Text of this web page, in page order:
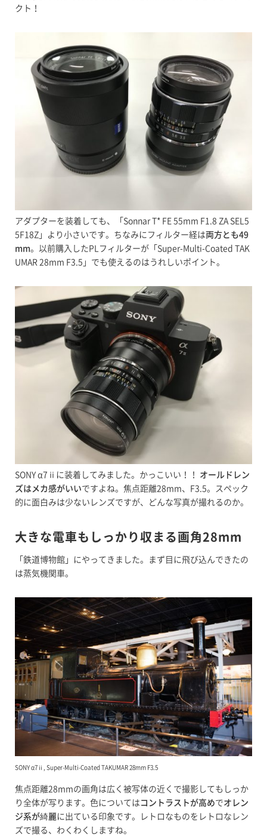
クト！
アダプターを装着しても、「Sonnar T* FE 55mm F1.8 ZA SEL5
5F18Z」より小さいです。ちなみにフィルター経は両方とも49
mm。以前購入したPLフィルターが「Super-Multi-Coated TAK
UMAR 28mm F3.5」でも使えるのはうれしいポイント。
SONY α7ⅱに装着してみました。かっこいい！！ オールドレン
ズはメカ感がいいですよね。焦点距離28mm、F3.5。スペック
的に面白みは少ないレンズですが、どんな写真が撮れるのか。
大きな電車もしっかり収まる画角28mm
「鉄道博物館」にやってきました。まず目に飛び込んできたの
は蒸気機関車。
SONY α7ⅱ, Super-Multi-Coated TAKUMAR 28mm F3.5
焦点距離28mmの画角は広く被写体の近くで撮影してもしっか
り全体が写ります。色については コントラストが高めでオレン
ジ系が綺麗に出ている印象です。レトロなものをレトロなレン
ズで撮る、わくわくしますね。